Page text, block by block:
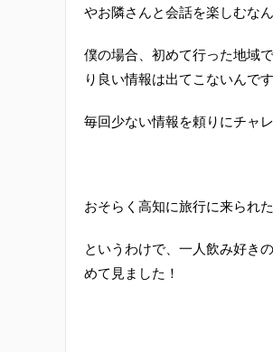
やお隣さんと会話を楽しむな
僕の場合、初めて行った地域で
り良い情報は出てこないんです
毎回少ない情報を頼りにチャ
おそらく高知に旅行に来られ
というわけで、一人飲み好き
めて見ました！